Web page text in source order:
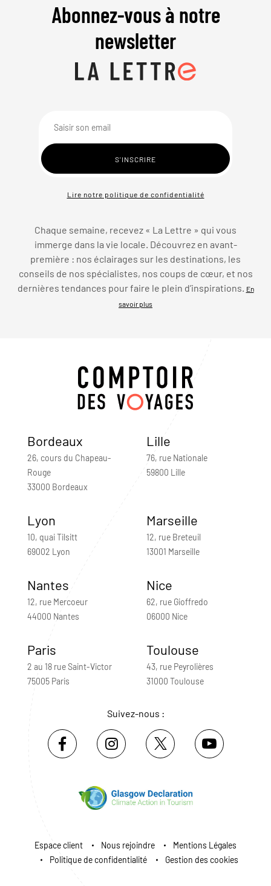
Abonnez-vous à notre
newsletter
Lire notre politique de confidentialité
Chaque semaine, recevez « La Lettre » qui vous
immerge dans la vie locale. Découvrez en avant-
première : nos éclairages sur les destinations, les
conseils de nos spécialistes, nos coups de cœur, et nos
dernières tendances pour faire le plein d’inspirations.
En
savoir plus
Bordeaux
26, cours du Chapeau-
Rouge
33000 Bordeaux
Lille
76, rue Nationale
59800 Lille
Lyon
10, quai Tilsitt
69002 Lyon
Marseille
12, rue Breteuil
13001 Marseille
Nantes
12, rue Mercoeur
44000 Nantes
Nice
62, rue Gioffredo
06000 Nice
Paris
2 au 18 rue Saint-Victor
75005 Paris
Toulouse
43, rue Peyrolières
31000 Toulouse
Suivez-nous :
Espace client Nous rejoindre
Mentions Légales
Politique de confidentialité
Gestion des cookies